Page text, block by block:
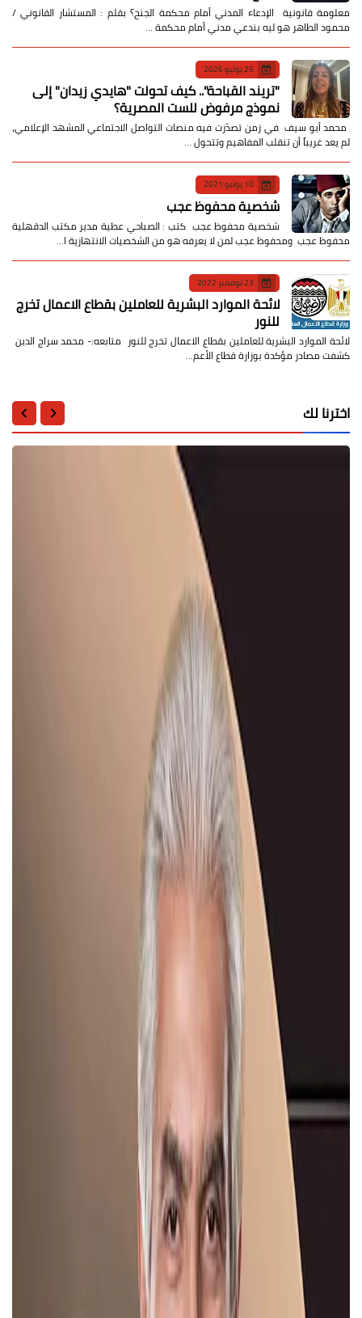
معلومة قانونية الإدعاء المدني أمام محكمة الجنح؟ بقلم : المستشار القانوني /
محمود الطاهر هو ليه بندعي مدني أمام محكمة …
25 يوليو 2026
​"تريند القباحة".. كيف تحولت "هايدي زيدان" إلى
نموذج مرفوض للست المصرية؟
​ محمد أبو سيف ​في زمن تصدّرت فيه منصات التواصل الاجتماعي المشهد الإعلامي،
لم يعد غريباً أن تنقلب المفاهيم وتتحول …
10 يونيو 2021
شخصية محفوظ عجب
شخصية محفوظ عجب كتب : الصباحي عطية مدير مكتب الدقهلية
محفوظ عجب ومحفوظ عجب لمن لا يعرفه هو من الشخصيات الانتهازية ا…
23 نوفمبر 2022
لائحة الموارد البشرية للعاملين بقطاع الاعمال تخرج
للنور
لائحة الموارد البشرية للعاملين بقطاع الاعمال تخرج للنور متابعه:- محمد سراج الدين
كشفت مصادر مؤكدة بوزارة قطاع الأعم…
اخترنا لك